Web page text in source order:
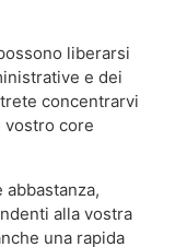
liberarsi
e dei
concentrarvi
vostro core
abbastanza,
alla vostra
una rapida